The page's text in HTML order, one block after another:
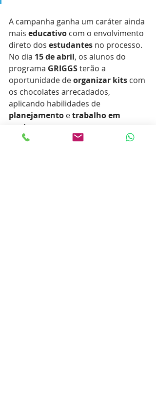
A campanha ganha um caráter ainda
mais educativo com o envolvimento
direto dos estudantes no processo.
No dia 15 de abril, os alunos do
programa GRIGGS terão a
oportunidade de organizar kits com
os chocolates arrecadados,
aplicando habilidades de
planejamento e trabalho em
equipe